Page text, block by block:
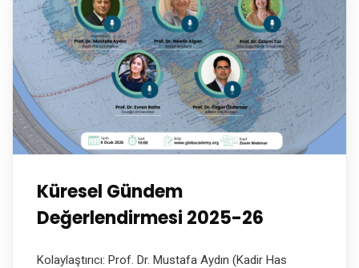
Küresel Gündem
Değerlendirmesi 2025-26
Kolaylaştırıcı: Prof. Dr. Mustafa Aydın (Kadir Has